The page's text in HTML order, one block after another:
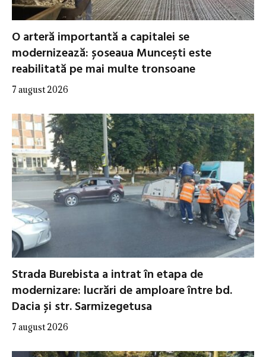
O arteră importantă a capitalei se
modernizează: șoseaua Muncești este
reabilitată pe mai multe tronsoane
7 august 2026
Strada Burebista a intrat în etapa de
modernizare: lucrări de amploare între bd.
Dacia și str. Sarmizegetusa
7 august 2026